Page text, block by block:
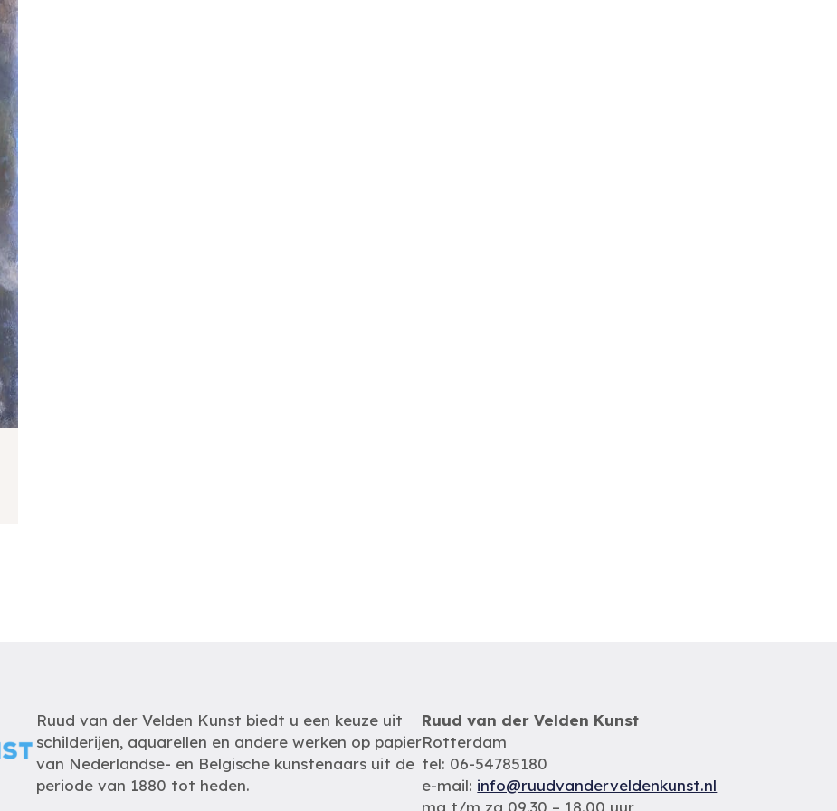
Ruud van der Velden Kunst biedt u een keuze uit
schilderijen, aquarellen en andere werken op papier
van Nederlandse- en Belgische kunstenaars uit de
periode van 1880 tot heden.
Ruud van der Velden Kunst
Rotterdam
tel: 06-54785180
e-mail: info@ruudvanderveldenkunst.nl
ma t/m za 09.30 – 18.00 uur